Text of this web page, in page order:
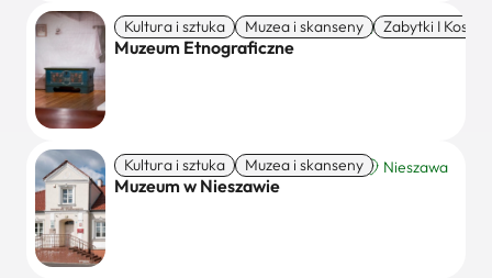
Kultura i sztuka Muzea i skanseny Zabytki I
Włocławek
Muzeum Etnograficzne
Kultura i sztuka Muzea i skanseny Nieszawa
Muzeum w Nieszawie